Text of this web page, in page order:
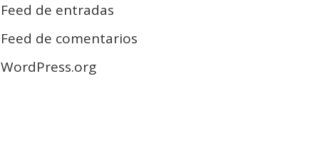
Feed de entradas
Feed de comentarios
WordPress.org